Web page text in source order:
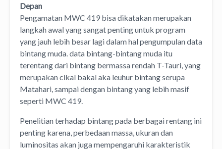
Depan
Pengamatan MWC 419 bisa dikatakan merupakan
langkah awal yang sangat penting untuk program
yang jauh lebih besar lagi dalam hal pengumpulan data
bintang muda. data bintang-bintang muda itu
terentang dari bintang bermassa rendah T-Tauri, yang
merupakan cikal bakal aka leuhur bintang serupa
Matahari, sampai dengan bintang yang lebih masif
seperti MWC 419.
Penelitian terhadap bintang pada berbagai rentang ini
penting karena, perbedaan massa, ukuran dan
luminositas akan juga mempengaruhi karakteristik